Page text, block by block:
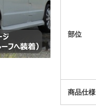
部位
商品仕様